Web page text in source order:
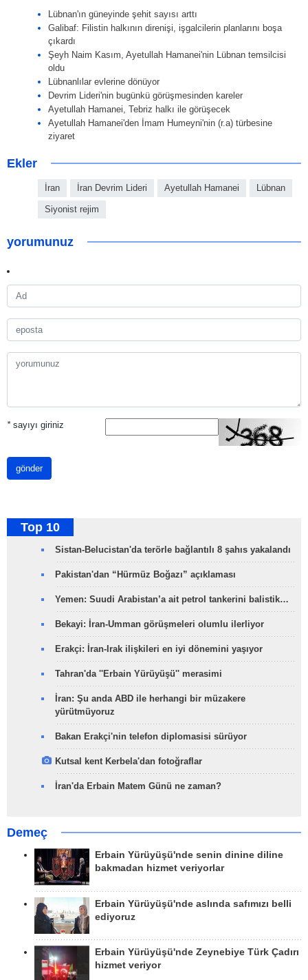
Lübnan'ın güneyinde şehit sayısı arttı
Galibaf: Filistin halkının direnişi, işgalcilerin planlarını boşa
çıkardı
Şeyh Naim Kasım, Ayetullah Hamanei'nin Lübnan temsilcisi
oldu
Lübnanlılar evlerine dönüyor
Devrim Lideri'nin bugünkü görüşmesinden kareler
Ayetullah Hamanei, Tebriz halkı ile görüşecek
Ayetullah Hamanei'den İmam Humeyni'nin (r.a) türbesine
ziyaret
Ekler
İran İran Devrim Lideri Ayetullah Hamanei Lübnan
Siyonist rejim
yorumunuz
*sayıyı giriniz
gönder
Top 10
Sistan-Belucistan'da terörle bağlantılı 8 şahıs yakalandı
Pakistan'dan “Hürmüz Boğazı” açıklaması
Yemen: Suudi Arabistan’a ait petrol tankerini balistik…
Bekayi: İran-Umman görüşmeleri olumlu ilerliyor
Erakçi: İran-Irak ilişkileri en iyi dönemini yaşıyor
Tahran'da ''Erbain Yürüyüşü'' merasimi
İran: Şu anda ABD ile herhangi bir müzakere
yürütmüyoruz
Bakan Erakçi'nin telefon diplomasisi sürüyor
Kutsal kent Kerbela'dan fotoğraflar
İran'da Erbain Matem Günü ne zaman?
Demeç
Erbain Yürüyüşü'nde senin dinine diline
bakmadan hizmet veriyorlar
Erbain Yürüyüşü'nde aslında safımızı belli
ediyoruz
Erbain Yürüyüşü'nde Zeynebiye Türk Çadırı
hizmet veriyor